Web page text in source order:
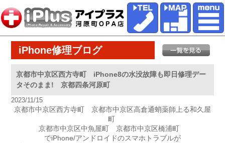
iPhone修理ブログ
京都市中京区西方寺町 iPhone8の水没故障も即日修理デー
タそのまま! 京都四条河原町
2023/11/15
京都市中京区西方寺町 京都市中京区高倉通蛸薬師上る和久屋
町
京都市中京区中魚屋町 京都市中京区橋浦町
でiPhone/アンドロイドのスマホトラブルが